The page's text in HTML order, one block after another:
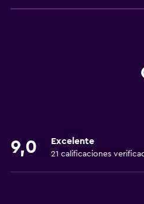
Centro de negocios
Acceso con tarjeta
9,0 Excelente
21 calificaciones